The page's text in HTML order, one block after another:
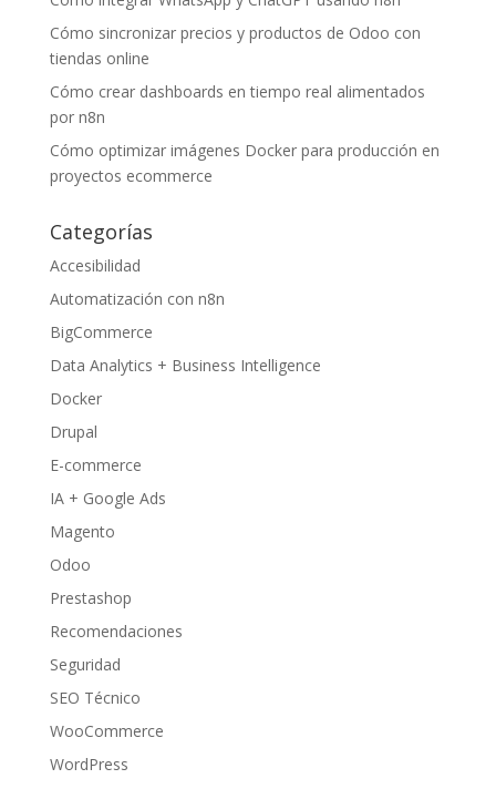
Cómo sincronizar precios y productos de Odoo con
tiendas online
Cómo crear dashboards en tiempo real alimentados
por n8n
Cómo optimizar imágenes Docker para producción en
proyectos ecommerce
Categorías
Accesibilidad
Automatización con n8n
BigCommerce
Data Analytics + Business Intelligence
Docker
Drupal
E-commerce
IA + Google Ads
Magento
Odoo
Prestashop
Recomendaciones
Seguridad
SEO Técnico
WooCommerce
WordPress